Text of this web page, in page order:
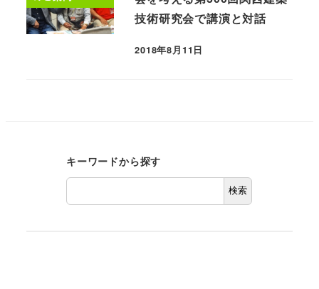
技術研究会で講演と対話
2018年8月11日
キーワードから探す
検索